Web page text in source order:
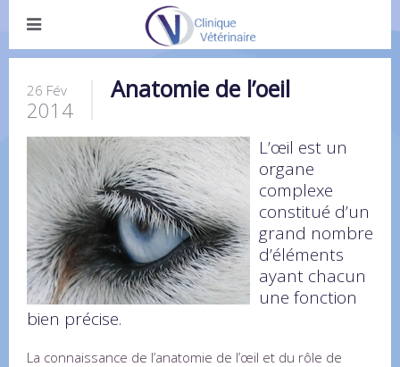
26 Fév
2014
Anatomie de l’oeil
L’œil est un
organe
complexe
constitué d’un
grand nombre
d’éléments
ayant chacun
une fonction
bien précise.
La connaissance de l’anatomie de l’œil et du rôle de